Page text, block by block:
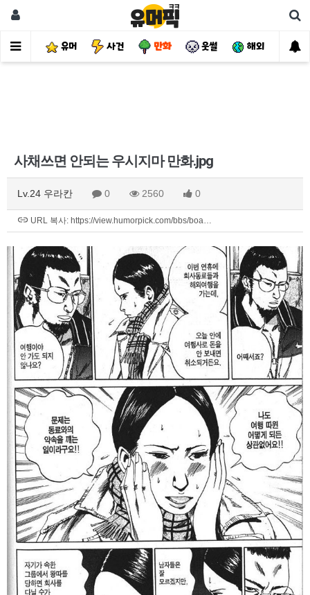
유머 사건 만화 웃썰 해외 핫
사채쓰면 안되는 우시지마 만화.jpg
Lv.24 우라칸 0 2560 0
URL 복사: https://view.humorpick.com/bbs/boa…